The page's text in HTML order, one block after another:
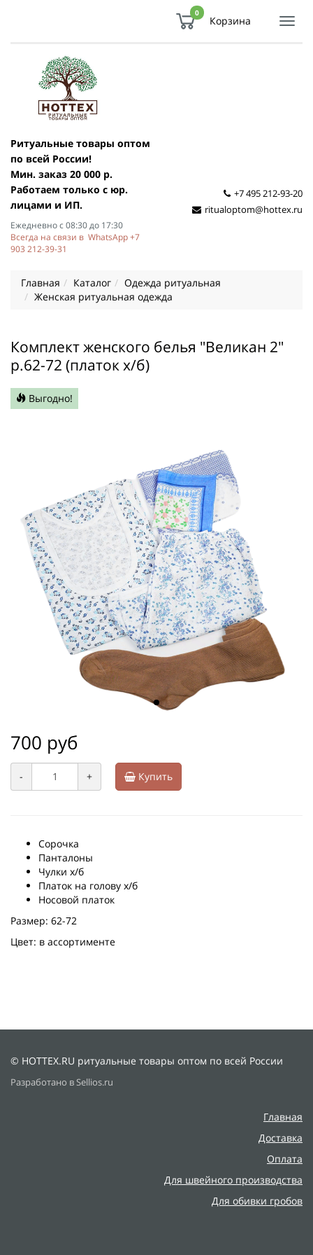
0
Корзина
Ритуальные товары оптом
по всей России!
Мин. заказ 20 000 р.
Работаем только с юр.
лицами и ИП.
Ежедневно с 08:30 до 17:30
Всегда на связи в WhatsApp +7
903 212-39-31
+7 495 212-93-20
ritualoptom@hottex.ru
Главная Каталог
Одежда ритуальная
Женская ритуальная одежда
Комплект женского белья "Великан 2"
р.62-72 (платок х/б)
Выгодно!
700 руб
- + Купить
Сорочка
Панталоны
Чулки х/б
Платок на голову х/б
Носовой платок
Размер: 62-72
Цвет: в ассортименте
© HOTTEX.RU ритуальные товары оптом по всей России
Разработано в Sellios.ru
Главная
Доставка
Оплата
Для швейного производства
Для обивки гробов